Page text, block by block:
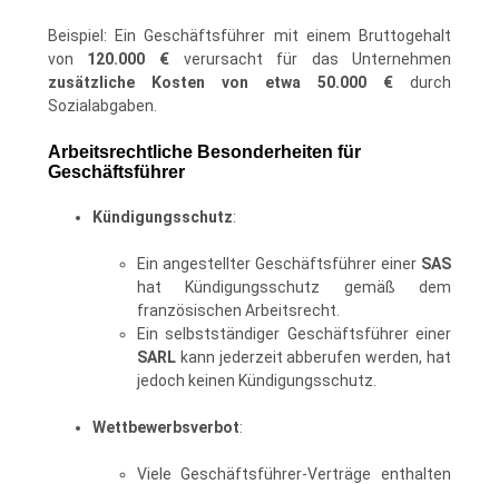
Beispiel: Ein Geschäftsführer mit einem Bruttogehalt
von 120.000 €verursacht für das Unternehmen
zusätzliche Kosten von etwa 50.000 € durch
Sozialabgaben.
Arbeitsrechtliche Besonderheiten für
Geschäftsführer
Kündigungsschutz:
Ein angestellter Geschäftsführer einer SAS
hat Kündigungsschutz gemäß dem
französischen Arbeitsrecht.
Ein selbstständiger Geschäftsführer einer
SARLkann jederzeit abberufen werden, hat
jedoch keinen Kündigungsschutz.
Wettbewerbsverbot:
Viele Geschäftsführer-Verträge enthalten